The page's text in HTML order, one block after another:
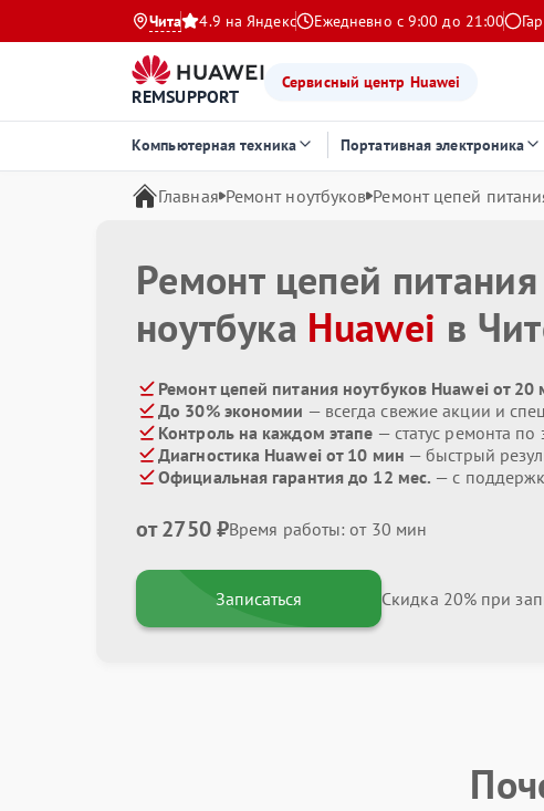
Чита 4.9 на Яндекс Ежедневно с 9:00 до 21:00
REMSUPPORT
Сервисный центр Huawei
Компьютерная техника Портативная электроника
Главная Ремонт ноутбуков Ремонт цепей
Ремонт цепей питания
ноутбука Huawei в
Ремонт цепей питания ноутбуков Huawei от 20
До 30% экономии — всегда свежие акции и
Контроль на каждом этапе — статус ремонта по
Диагностика Huawei от 10 мин — быстрый
Официальная гарантия до 12 мес. — с
от 2750 ₽Время работы: от 30 мин
Записаться Скидка 20% при